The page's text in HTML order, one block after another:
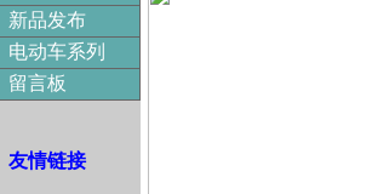
新品发布
电动车系列
留言板
友情链接